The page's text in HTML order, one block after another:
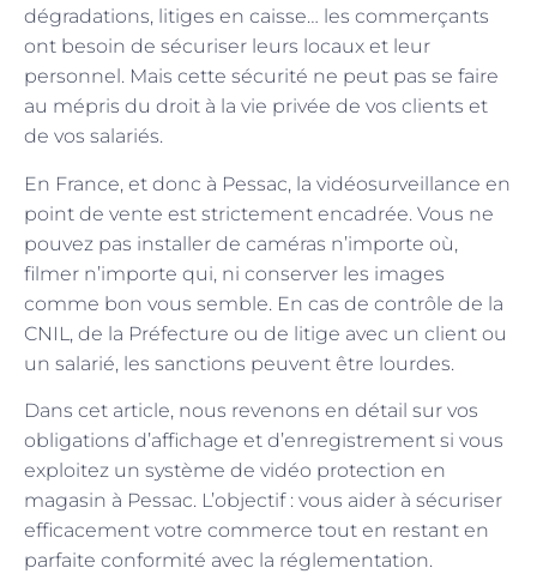
dégradations, litiges en caisse… les commerçants
ont besoin de sécuriser leurs locaux et leur
personnel. Mais cette sécurité ne peut pas se faire
au mépris du droit à la vie privée de vos clients et
de vos salariés.
En France, et donc à Pessac, la vidéosurveillance en
point de vente est strictement encadrée. Vous ne
pouvez pas installer de caméras n’importe où,
filmer n’importe qui, ni conserver les images
comme bon vous semble. En cas de contrôle de la
CNIL, de la Préfecture ou de litige avec un client ou
un salarié, les sanctions peuvent être lourdes.
Dans cet article, nous revenons en détail sur vos
obligations d’affichage et d’enregistrement si vous
exploitez un système de vidéo protection en
magasin à Pessac. L’objectif : vous aider à sécuriser
efficacement votre commerce tout en restant en
parfaite conformité avec la réglementation.